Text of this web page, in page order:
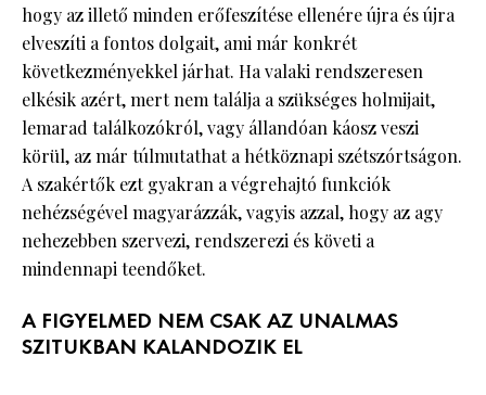
hogy az illető minden erőfeszítése ellenére újra és újra
elveszíti a fontos dolgait, ami már konkrét
következményekkel járhat. Ha valaki rendszeresen
elkésik azért, mert nem találja a szükséges holmijait,
lemarad találkozókról, vagy állandóan káosz veszi
körül, az már túlmutathat a hétköznapi szétszórtságon.
A szakértők ezt gyakran a végrehajtó funkciók
nehézségével magyarázzák, vagyis azzal, hogy az agy
nehezebben szervezi, rendszerezi és követi a
mindennapi teendőket.
A FIGYELMED NEM CSAK AZ UNALMAS
SZITUKBAN KALANDOZIK EL